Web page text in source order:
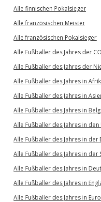
Alle finnischen Pokalsieger
Alle französischen Meister
Alle französischen Pokalsieger
Alle Fußballer des Jahres der
Alle Fußballer des Jahres der
Alle Fußballer des Jahres in
Alle Fußballer des Jahres in
Alle Fußballer des Jahres in
Alle Fußballer des Jahres in den
Alle Fußballer des Jahres in der
Alle Fußballer des Jahres in der
Alle Fußballer des Jahres in
Alle Fußballer des Jahres in
Alle Fußballer des Jahres in